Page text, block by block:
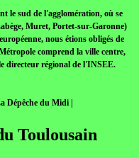
le sud de l'agglomération, où se
Muret, Portet-sur-Garonne)
nous étions obligés de
comprend la ville centre,
directeur régional de l'INSEE.
Dépêche du Midi |
Toulousain